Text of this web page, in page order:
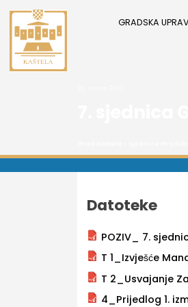
Preskoči
sadržaj
GRADSKA
Datoteke
POZIV_ 7.
T 1_Izvješće
T 2_Usvajanje
4_Prijedlog 1.